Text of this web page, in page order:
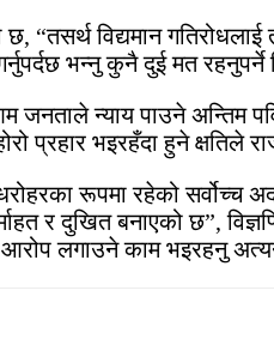
छ, “तसर्थ विद्यमान
भन्नु कुनै दुई मत
जनताले न्याय पाउने अन्तिम
प्रहार भइरहँदा हुने क्षतिले
धरोहरका रूपमा रहेको सर्वोच्च
र दुखित बनाएको छ”,
लगाउने काम भइरहनु